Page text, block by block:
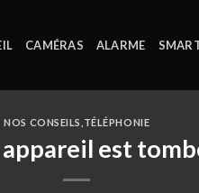
CAMÉRAS ALARME
NOS CONSEILS TÉLÉPHONIE
est